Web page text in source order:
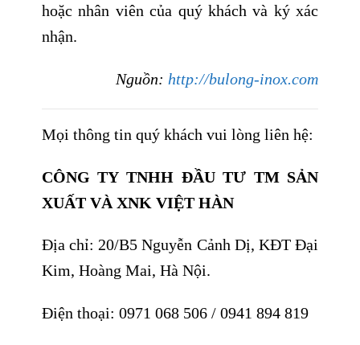
hoặc nhân viên của quý khách và ký xác
nhận.
Nguồn: http://bulong-inox.com
Mọi thông tin quý khách vui lòng liên hệ:
CÔNG TY TNHH ĐẦU TƯ TM SẢN
XUẤT VÀ XNK VIỆT HÀN
Địa chỉ: 20/B5 Nguyễn Cảnh Dị, KĐT Đại
Kim, Hoàng Mai, Hà Nội.
Điện thoại: 0971 068 506/ 0941 894 819